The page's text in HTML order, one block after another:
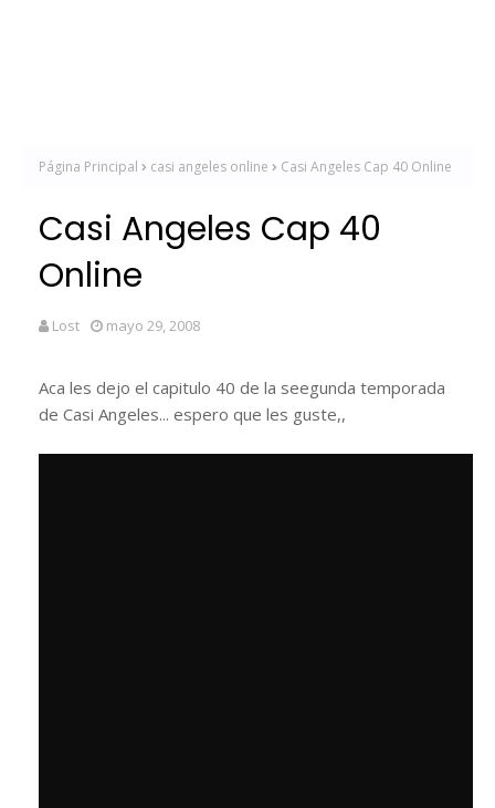
Página Principal casi angeles online Casi Angeles Cap 40 Online
Casi Angeles Cap 40
Online
Lost mayo 29, 2008
Aca les dejo el capitulo 40 de la seegunda temporada
de Casi Angeles... espero que les guste,,